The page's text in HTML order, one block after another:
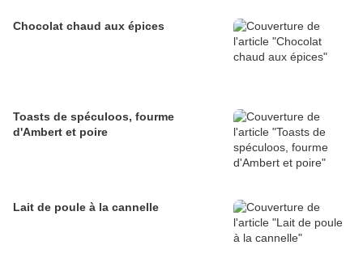
Chocolat chaud aux épices
Toasts de spéculoos, fourme
d'Ambert et poire
Lait de poule à la cannelle